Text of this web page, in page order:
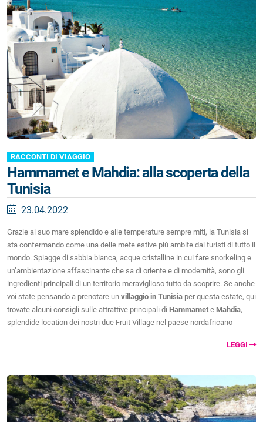
RACCONTI DI VIAGGIO
Hammamet e Mahdia: alla scoperta della
Tunisia
23.04.2022
Grazie al suo mare splendido e alle temperature sempre miti, la Tunisia si
sta confermando come una delle mete estive più ambite dai turisti di tutto il
mondo. Spiagge di sabbia bianca, acque cristalline in cui fare snorkeling e
un’ambientazione affascinante che sa di oriente e di modernità, sono gli
ingredienti principali di un territorio meraviglioso tutto da scoprire. Se anche
voi state pensando a prenotare un villaggio in Tunisia per questa estate, qui
trovate alcuni consigli sulle attrattive principali di Hammamet e Mahdia,
splendide location dei nostri due Fruit Village nel paese nordafricano
LEGGI